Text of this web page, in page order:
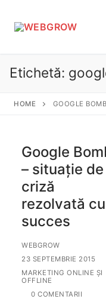
Etichetă:
HOME GOOGLE BOMB
Google
– situație de
criză
rezolvată cu
succes
WEBGROW
23 SEPTEMBRIE 2015
MARKETING ONLINE ȘI
OFFLINE
0 COMENTARII